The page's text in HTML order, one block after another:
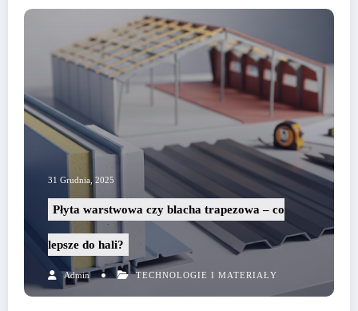
31 Grudnia, 2025
Płyta warstwowa czy blacha trapezowa – co
lepsze do hali?
Admin TECHNOLOGIE I MATERIAŁY